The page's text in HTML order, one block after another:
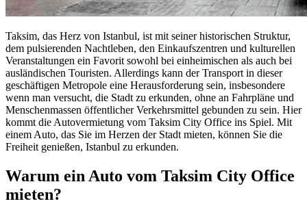
Taksim, das Herz von Istanbul, ist mit seiner historischen Struktur,
dem pulsierenden Nachtleben, den Einkaufszentren und kulturellen
Veranstaltungen ein Favorit sowohl bei einheimischen als auch bei
ausländischen Touristen. Allerdings kann der Transport in dieser
geschäftigen Metropole eine Herausforderung sein, insbesondere
wenn man versucht, die Stadt zu erkunden, ohne an Fahrpläne und
Menschenmassen öffentlicher Verkehrsmittel gebunden zu sein. Hier
kommt die Autovermietung vom Taksim City Office ins Spiel. Mit
einem Auto, das Sie im Herzen der Stadt mieten, können Sie die
Freiheit genießen, Istanbul zu erkunden.
Warum ein Auto vom Taksim City Office
mieten?